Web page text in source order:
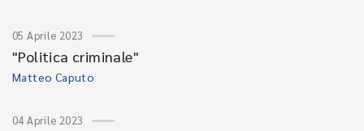
05 Aprile 2023
"Politica criminale"
Matteo Caputo
04 Aprile 2023